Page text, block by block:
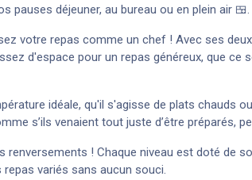
pauses déjeuner, au bureau ou en plein air 🍱.
votre repas comme un chef ! Avec ses
d'espace pour un repas généreux, que
idéale, qu'il s'agisse de plats chauds
s’ils venaient tout juste d’être préparés,
renversements ! Chaque niveau est doté de
variés sans aucun souci.